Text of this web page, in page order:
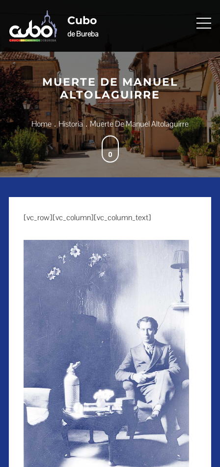
content
Cubo
de Bureba
MUERTE DE MANUEL
ALTOLAGUIRRE
Home Historia Muerte De Manuel Altolaguirre
[vc_row][vc_column][vc_column_text]